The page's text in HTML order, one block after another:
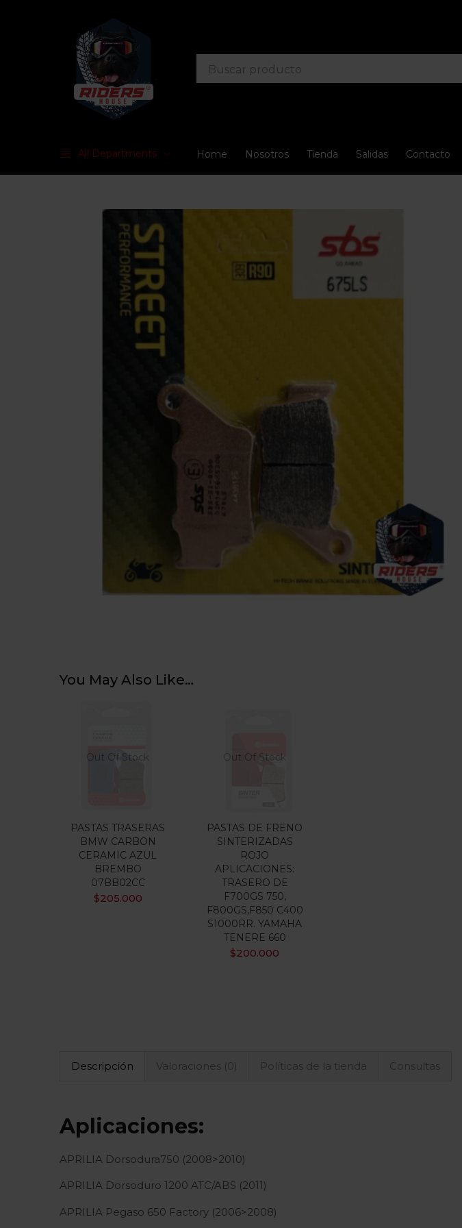
All Departments Home Nosotros Tienda Salidas Contacto
You May Also Like…
Out Of Stock
PASTAS TRASERAS
BMW CARBON
CERAMIC AZUL
BREMBO
07BB02CC
$205.000
Out Of Stock
PASTAS DE FRENO
SINTERIZADAS
ROJO
APLICACIONES:
TRASERO DE
F700GS 750,
F800GS,F850 C400
S1000RR. YAMAHA
TENERE 660
$200.000
Descripción Valoraciones (0) Políticas de la tienda Consultas
Aplicaciones:
APRILIA Dorsodura750 (2008>2010)
APRILIA Dorsoduro 1200 ATC/ABS (2011)
APRILIA Pegaso 650 Factory (2006>2008)